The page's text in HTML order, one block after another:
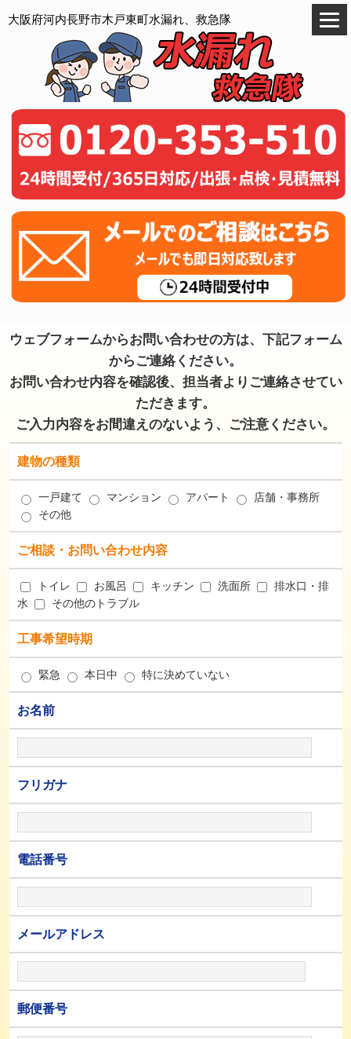
大阪府河内長野市木戸東町水漏れ、救急隊
ウェブフォームからお問い合わせの方は、下記フォーム
からご連絡ください。
お問い合わせ内容を確認後、担当者よりご連絡させてい
ただきます。
ご入力内容をお間違えのないよう、ご注意ください。
建物の種類
一戸建て マンション アパート
店舗・事務所
その他
ご相談・お問い合わせ内容
トイレ お風呂 キッチン 洗面所
排水口・排
水
その他のトラブル
工事希望時期
緊急 本日中 特に決めていない
お名前
フリガナ
電話番号
メールアドレス
郵便番号